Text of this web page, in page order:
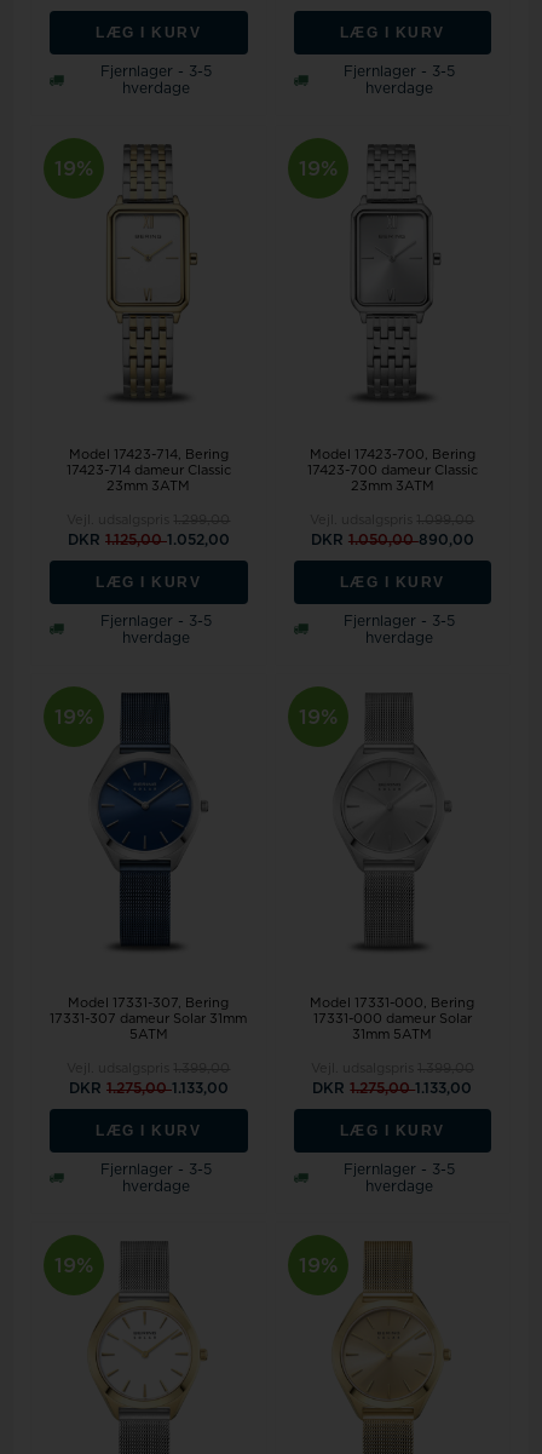
LÆG I KURV
Fjernlager - 3-5
hverdage
LÆG I KURV
Fjernlager - 3-5
hverdage
19%
Model 17423-714
Bering
17423-714 dameur Classic
23mm 3ATM
DKR 1.125,001.052,00
LÆG I KURV
Fjernlager - 3-5
hverdage
19%
Model 17423-700
Bering
17423-700 dameur Classic
23mm 3ATM
DKR 1.050,00890,00
LÆG I KURV
Fjernlager - 3-5
hverdage
19%
Model 17331-307
Bering
17331-307 dameur Solar 31mm
5ATM
DKR 1.275,001.133,00
LÆG I KURV
Fjernlager - 3-5
hverdage
19%
Model 17331-000
Bering
17331-000 dameur Solar
31mm 5ATM
DKR1.275,001.133,00
LÆG I KURV
Fjernlager - 3-5
hverdage
19% 19%